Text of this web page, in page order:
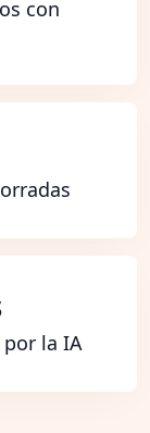
con
la IA